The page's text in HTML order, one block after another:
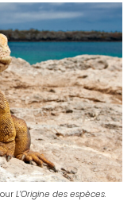
L’Origine des espèces.